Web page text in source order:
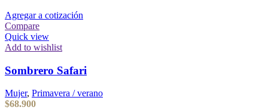
Agregar a cotización
Compare
Quick view
Add to wishlist
Sombrero Safari
Mujer, Primavera / verano
$68.900